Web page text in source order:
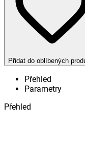
Přidat do oblíbených
Přehled
Parametry
Přehled